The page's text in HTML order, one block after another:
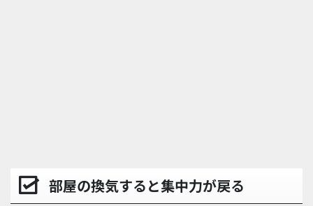
部屋の換気すると集中力が戻る